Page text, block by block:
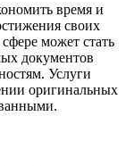
время и
своих
может стать
документов
Услуги
оригинальных